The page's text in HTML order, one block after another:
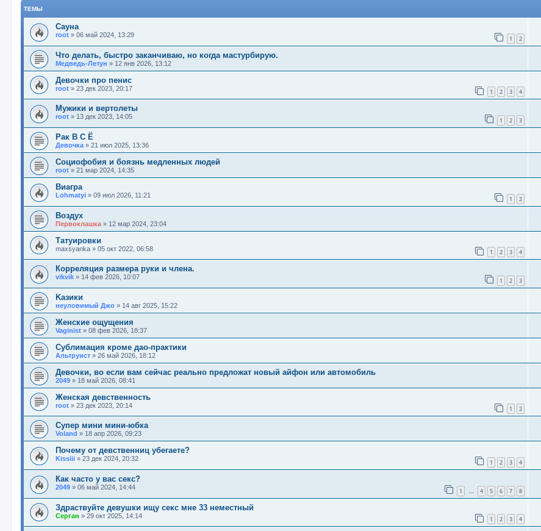
ТЕМЫ
Сауна
root» 06 май 2024, 13:29 1 2
Что делать, быстро заканчиваю, но когда мастурбирую.
Медведь-Летун » 12 янв 2026, 13:12
Девочки про пенис
root» 23 дек 2023, 20:17 1 2 3 4
Мужики и вертолеты
root» 13 дек 2023, 14:05 1 2 3
Рак В С Ё
Девочка» 21 июл 2025, 13:36
Социофобия и боязнь медленных людей
root» 21 мар 2024, 14:35
Виагра
Lohmatyi» 09 июл 2026, 11:21 1 2
Воздух
Первоклашка» 12 мар 2024, 23:04
Татуировки
maxsyanka» 05 окт 2022, 06:58 1 2 3 4
Корреляция размера руки и члена.
vikvik» 14 фев 2026, 10:07 1 2 3
Kaзики
неуловимый Джо» 14 авг 2025, 15:22
Женские ощущения
Vaginist» 08 фев 2026, 18:37
Сублимация кроме дао-практики
Альтруист» 26 май 2026, 18:12
Девочки, во если вам сейчас реально предложат новый айфон или автомобиль
2049» 18 май 2026, 08:41
Женская девственность
root» 23 дек 2023, 20:14 1 2
Супер мини мини-юбка
Voland » 18 апр 2026, 09:23
Почему от девственниц убегаете?
Kissiii» 23 дек 2024, 20:32 1 2 3 4
Как часто у вас секс?
2049» 06 май 2024, 14:44 1 … 4 5 6 7 8
Здраствуйте девушки ищу секс мне 33 неместный
Серган » 29 окт 2025, 14:14 1 2 3 4